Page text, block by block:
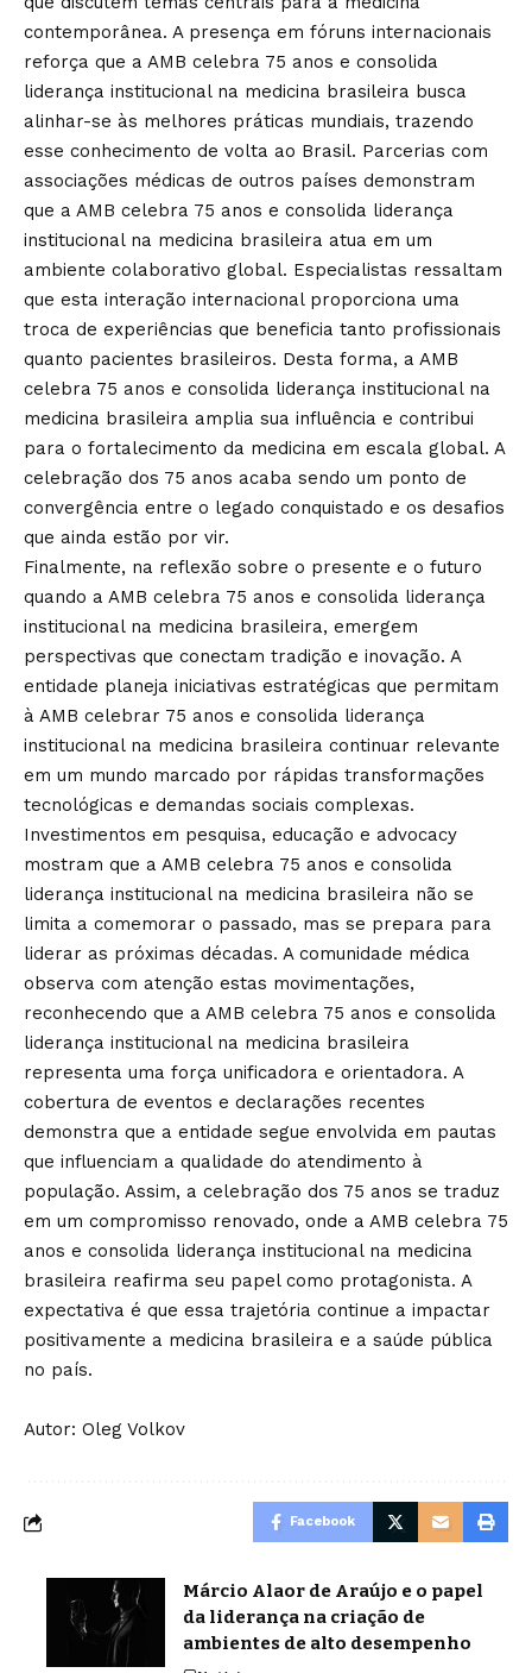
contemporânea. A presença em fóruns internacionais
reforça que a AMB celebra 75 anos e consolida
liderança institucional na medicina brasileira busca
alinhar-se às melhores práticas mundiais, trazendo
esse conhecimento de volta ao Brasil. Parcerias com
associações médicas de outros países demonstram
que a AMB celebra 75 anos e consolida liderança
institucional na medicina brasileira atua em um
ambiente colaborativo global. Especialistas ressaltam
que esta interação internacional proporciona uma
troca de experiências que beneficia tanto profissionais
quanto pacientes brasileiros. Desta forma, a AMB
celebra 75 anos e consolida liderança institucional na
medicina brasileira amplia sua influência e contribui
para o fortalecimento da medicina em escala global. A
celebração dos 75 anos acaba sendo um ponto de
convergência entre o legado conquistado e os desafios
que ainda estão por vir.
Finalmente, na reflexão sobre o presente e o futuro
quando a AMB celebra 75 anos e consolida liderança
institucional na medicina brasileira, emergem
perspectivas que conectam tradição e inovação. A
entidade planeja iniciativas estratégicas que permitam
à AMB celebrar 75 anos e consolida liderança
institucional na medicina brasileira continuar relevante
em um mundo marcado por rápidas transformações
tecnológicas e demandas sociais complexas.
Investimentos em pesquisa, educação e advocacy
mostram que a AMB celebra 75 anos e consolida
liderança institucional na medicina brasileira não se
limita a comemorar o passado, mas se prepara para
liderar as próximas décadas. A comunidade médica
observa com atenção estas movimentações,
reconhecendo que a AMB celebra 75 anos e consolida
liderança institucional na medicina brasileira
representa uma força unificadora e orientadora. A
cobertura de eventos e declarações recentes
demonstra que a entidade segue envolvida em pautas
que influenciam a qualidade do atendimento à
população. Assim, a celebração dos 75 anos se traduz
em um compromisso renovado, onde a AMB celebra 75
anos e consolida liderança institucional na medicina
brasileira reafirma seu papel como protagonista. A
expectativa é que essa trajetória continue a impactar
positivamente a medicina brasileira e a saúde pública
no país.
Autor: Oleg Volkov
Facebook
Márcio Alaor de Araújo e o papel
da liderança na criação de
ambientes de alto desempenho